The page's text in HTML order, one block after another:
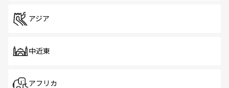
アジア
中近東
アフリカ